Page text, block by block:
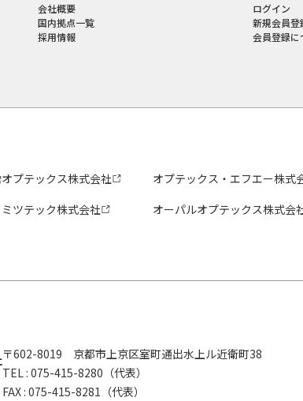
会社概要
国内拠点一覧
採用情報
ログイン
新規会員登
会員登録に
オプテックス株式会社 オプテックス・エフエー株式
ミツテック株式会社
オーパルオプテックス株式会
〒602-8019 京都市上京区室町通出水上ル近衛町38
TEL : 075-415-8280（代表）
FAX : 075-415-8281（代表）